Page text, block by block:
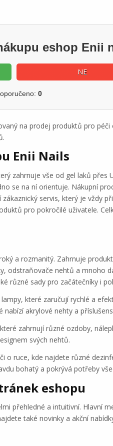
eshop Enii
NE
0
na prodej produktů pro
Enii Nails
zahrnuje vše od gel laků přes
se na ní orientuje. Nákupní
servis, který je vždy
pro pokročilé uživatele.
a rozmanitý. Zahrnuje
odstraňovače nehtů a mnoho
různé sady pro začátečníky i
které zaručují rychlé a
nabízí akrylové nehty a
zahrnují různé ozdoby,
svých nehtů.
o ruce, kde najdete různé
bohatý a pokrývá potřeby
eshopu
přehledné a intuitivní. Hlavní
také novinky a akční